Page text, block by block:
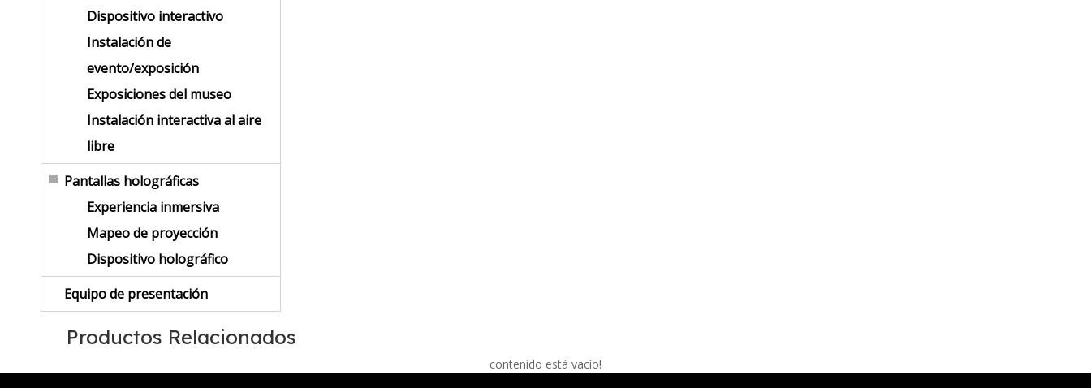
Dispositivo interactivo
Instalación de
evento/exposición
Exposiciones del museo
Instalación interactiva al aire
libre
Pantallas holográficas
Experiencia inmersiva
Mapeo de proyección
Dispositivo holográfico
Equipo de presentación
Productos Relacionados
contenido está vacío!